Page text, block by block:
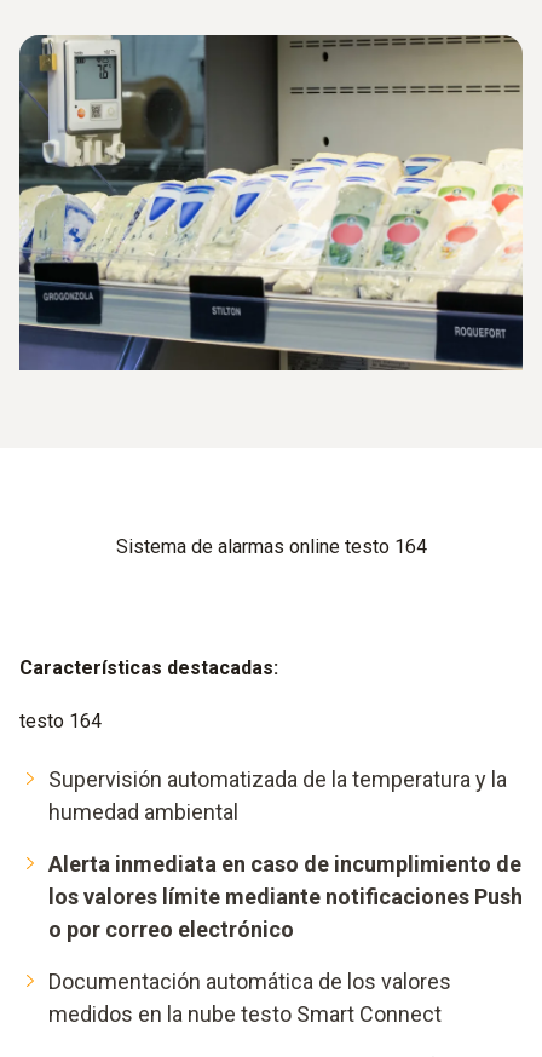
Sistema de alarmas online testo 164
Características destacadas:
testo 164
Supervisión automatizada de la temperatura y la
humedad ambiental
Alerta inmediata en caso de incumplimiento de
los valores límite mediante notificaciones Push
o por correo electrónico
Documentación automática de los valores
medidos en la nube testo Smart Connect